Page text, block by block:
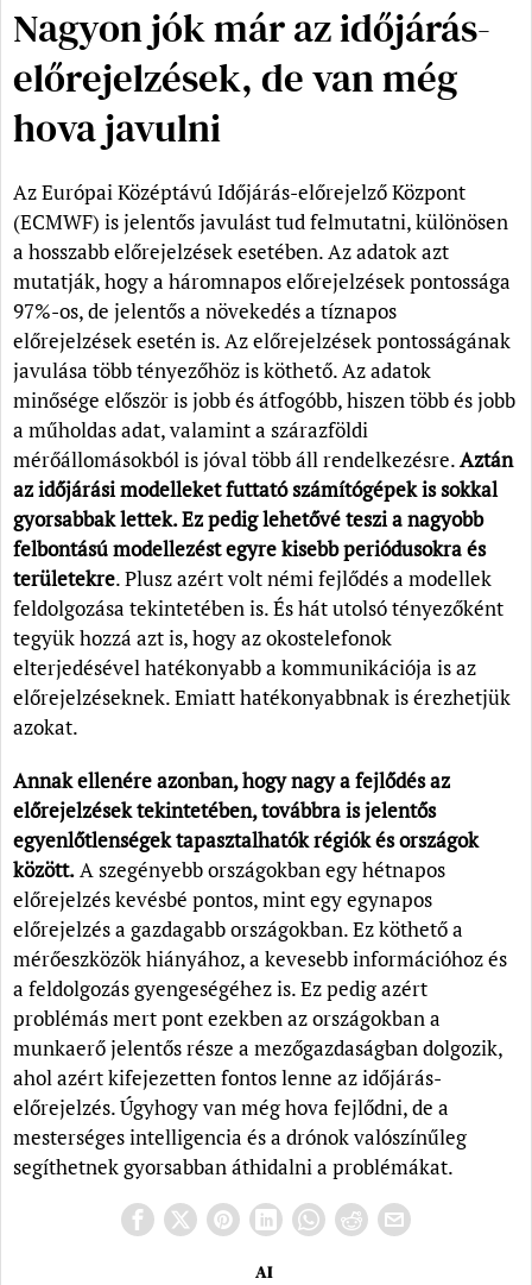
Nagyon jók már az időjárás-
előrejelzések, de van még
hova javulni
Az Európai Középtávú Időjárás-előrejelző Központ
(ECMWF) is jelentős javulást tud felmutatni, különösen
a hosszabb előrejelzések esetében. Az adatok azt
mutatják, hogy a háromnapos előrejelzések pontossága
97%-os, de jelentős a növekedés a tíznapos
előrejelzések esetén is. Az előrejelzések pontosságának
javulása több tényezőhöz is köthető. Az adatok
minősége először is jobb és átfogóbb, hiszen több és jobb
a műholdas adat, valamint a szárazföldi
mérőállomásokból is jóval több áll rendelkezésre.Aztán
az időjárási modelleket futtató számítógépek is sokkal
gyorsabbak lettek. Ez pedig lehetővé teszi a nagyobb
felbontású modellezést egyre kisebb periódusokra és
területekre. Plusz azért volt némi fejlődés a modellek
feldolgozása tekintetében is. És hát utolsó tényezőként
tegyük hozzá azt is, hogy az okostelefonok
elterjedésével hatékonyabb a kommunikációja is az
előrejelzéseknek. Emiatt hatékonyabbnak is érezhetjük
azokat.
Annak ellenére azonban, hogy nagy a fejlődés az
előrejelzések tekintetében, továbbra is jelentős
egyenlőtlenségek tapasztalhatók régiók és országok
között.A szegényebb országokban egy hétnapos
előrejelzés kevésbé pontos, mint egy egynapos
előrejelzés a gazdagabb országokban. Ez köthető a
mérőeszközök hiányához, a kevesebb információhoz és
a feldolgozás gyengeségéhez is. Ez pedig azért
problémás mert pont ezekben az országokban a
munkaerő jelentős része a mezőgazdaságban dolgozik,
ahol azért kifejezetten fontos lenne az időjárás-
előrejelzés. Úgyhogy van még hova fejlődni, de a
mesterséges intelligencia és a drónok valószínűleg
segíthetnek gyorsabban áthidalni a problémákat.
AI